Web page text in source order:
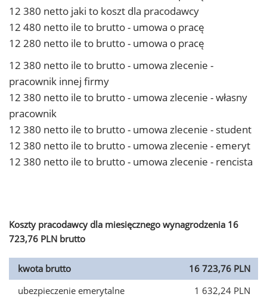
12 380 netto jaki to koszt dla pracodawcy
12 480 netto ile to brutto - umowa o pracę
12 280 netto ile to brutto - umowa o pracę
12 380 netto ile to brutto - umowa zlecenie -
pracownik innej firmy
12 380 netto ile to brutto - umowa zlecenie - własny
pracownik
12 380 netto ile to brutto - umowa zlecenie - student
12 380 netto ile to brutto - umowa zlecenie - emeryt
12 380 netto ile to brutto - umowa zlecenie - rencista
Koszty pracodawcy dla miesięcznego wynagrodzenia 16
723,76 PLN brutto
kwota brutto
16 723,76 PLN
ubezpieczenie emerytalne
1 632,24 PLN